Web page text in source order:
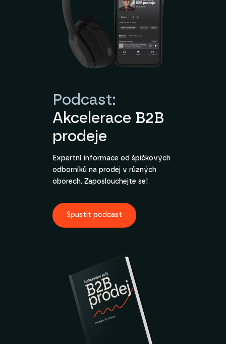
Podcast:
Akcelerace B2B
prodeje
Expertní informace od špičkových
odborníků na prodej v různých
oborech. Zaposlouchejte se!
Spustit podcast